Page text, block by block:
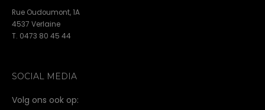
Rue Oudoumont, 1A
4537 Verlaine
T. 0473 80 45 44
SOCIAL MEDIA
Volg ons ook op: